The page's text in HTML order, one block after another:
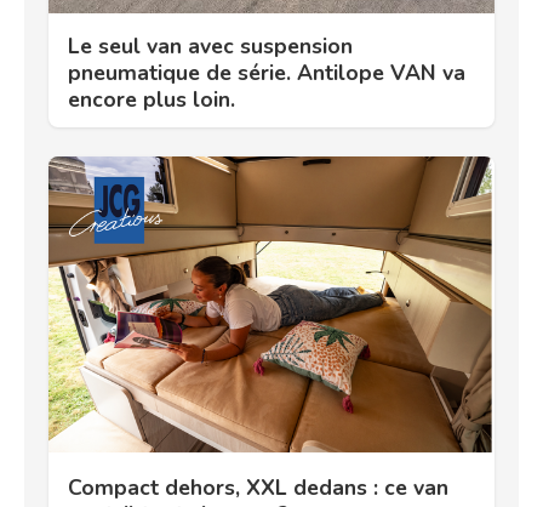
Le seul van avec suspension
pneumatique de série. Antilope VAN va
encore plus loin.
Compact dehors, XXL dedans : ce van